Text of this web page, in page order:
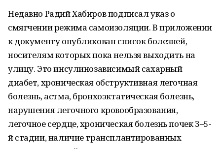
Недавно Радий Хабиров подписал указ о
смягчении режима самоизоляции. В приложении
к документу опубликован список болезней,
носителям которых пока нельзя выходить на
улицу. Это инсулинозависимый сахарный
диабет, хроническая обструктивная легочная
болезнь, астма, бронхоэктатическая болезнь,
нарушения легочного кровообразования,
легочное сердце, хроническая болезнь почек 3–5-
й стадии, наличие трансплантированных